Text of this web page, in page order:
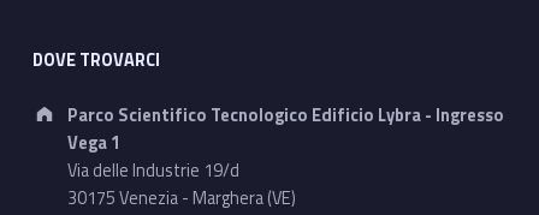
DOVE TROVARCI
Address:
Parco Scientifico Tecnologico Edificio Lybra - Ingresso
Vega 1
Via delle Industrie 19/d
30175 Venezia - Marghera (VE)